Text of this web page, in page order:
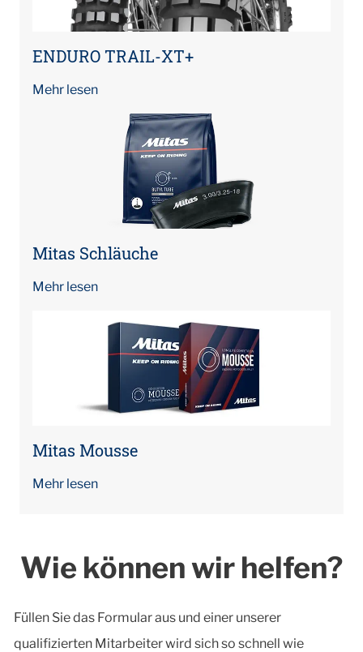
ENDURO TRAIL-XT+
Mehr lesen
Mitas Schläuche
Mehr lesen
Mitas Mousse
Mehr lesen
Wie können wir helfen?
Füllen Sie das Formular aus und einer unserer
qualifizierten Mitarbeiter wird sich so schnell wie